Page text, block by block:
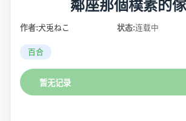
鄰座那個樸素的
作者:犬兎ねこ 状态:连载中
百合
暂无记录